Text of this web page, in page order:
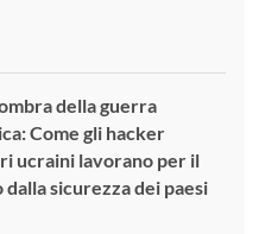
della guerra
Come gli hacker
ucraini lavorano per il
sicurezza dei paesi